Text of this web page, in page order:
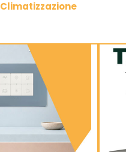
Climatizzazione